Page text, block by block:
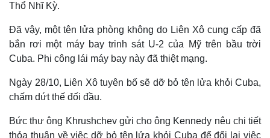
Thổ Nhĩ Kỳ.
Đã vậy, một tên lửa phòng không do Liên Xô cung cấp đã
bắn rơi một máy bay trinh sát U-2 của Mỹ trên bầu trời
Cuba. Phi công lái máy bay này đã thiệt mạng.
Ngày 28/10, Liên Xô tuyên bố sẽ dỡ bỏ tên lửa khỏi Cuba,
chấm dứt thế đối đầu.
Bức thư ông Khrushchev gửi cho ông Kennedy nêu chi tiết
thỏa thuận về việc dỡ bỏ tên lửa khỏi Cuba để đổi lại việc